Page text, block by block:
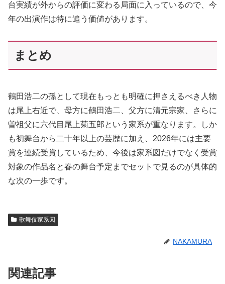
台実績が外からの評価に変わる局面に入っているので、今
年の出演作は特に追う価値があります。
まとめ
鶴田浩二の孫として現在もっとも明確に押さえるべき人物
は尾上右近で、母方に鶴田浩二、父方に清元宗家、さらに
曽祖父に六代目尾上菊五郎という家系が重なります。しか
も初舞台から二十年以上の芸歴に加え、2026年には主要
賞を連続受賞しているため、今後は家系図だけでなく受賞
対象の作品名と春の舞台予定までセットで見るのが具体的
な次の一歩です。
歌舞伎家系図
NAKAMURA
関連記事